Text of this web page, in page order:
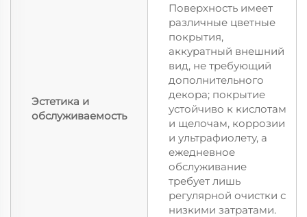
Эстетика и
обслуживаемость
Поверхность имеет
различные цветные
покрытия,
аккуратный внешний
вид, не требующий
дополнительного
декора; покрытие
устойчиво к кислотам
и щелочам, коррозии
и ультрафиолету, а
ежедневное
обслуживание
требует лишь
регулярной очистки с
низкими затратами.